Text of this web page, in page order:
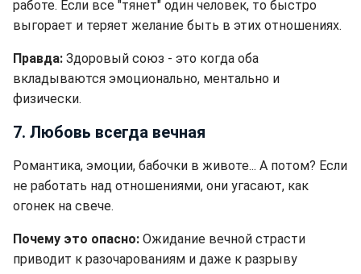
работе. Если все "тянет" один человек, то быстро
выгорает и теряет желание быть в этих отношениях.
Правда: Здоровый союз - это когда оба
вкладываются эмоционально, ментально и
физически.
7. Любовь всегда вечная
Романтика, эмоции, бабочки в животе... А потом? Если
не работать над отношениями, они угасают, как
огонек на свече.
Почему это опасно: Ожидание вечной страсти
приводит к разочарованиям и даже к разрыву